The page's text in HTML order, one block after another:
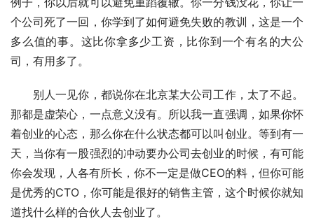
个公司死了一回，你学到了如何避免失败的教训，这是一个
多么值的事。这比你拿多少工资，比你到一个有名的大公
司，有用多了。
别人一见你，都说你在北京某大公司工作，太了不起。
那都是虚荣心，一点意义没有。所以我一直强调，如果你怀
着创业的心态，那么你在什么状态都可以叫创业。等到有一
天，当你有一股强烈的冲动要办公司去创业的时候，有可能
你会发现，人各有所长，你不一定是做CEO的料，但你可能
是优秀的CTO，你可能是很好的销售主管，这个时候你就知
道找什么样的合伙人去创业了。